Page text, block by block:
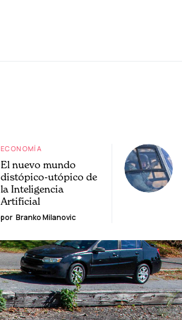
ECONOMÍA
El nuevo mundo
distópico-utópico de
la Inteligencia
Artificial
por Branko Milanovic